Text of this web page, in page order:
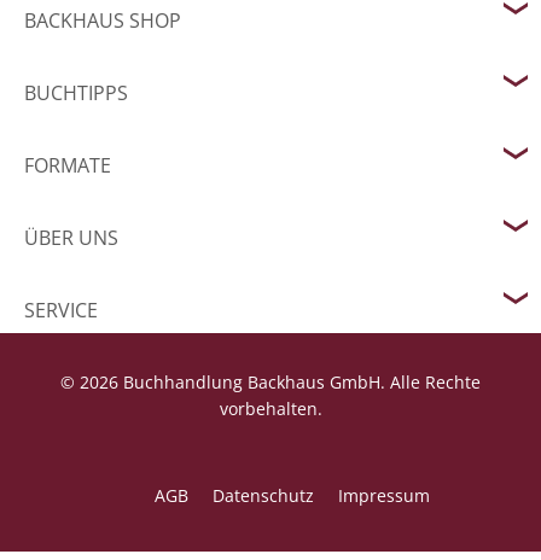
BACKHAUS SHOP
BUCHTIPPS
FORMATE
ÜBER UNS
SERVICE
© 2026 Buchhandlung Backhaus GmbH. Alle Rechte
vorbehalten.
AGB Datenschutz Impressum